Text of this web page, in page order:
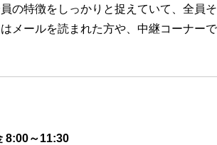
の特徴をしっかりと捉えていて、全員
メールを読まれた方や、中継コーナー
8:00～11:30